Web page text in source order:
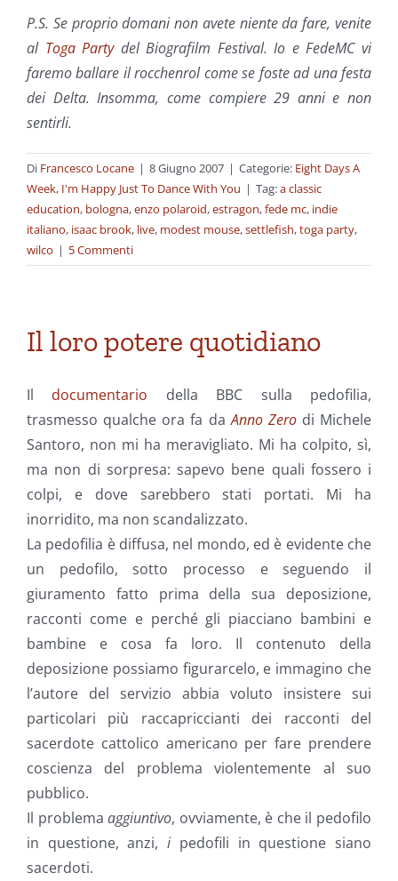
P.S. Se proprio domani non avete niente da fare, venite
al Toga Partydel Biografilm Festival. Io e FedeMC vi
faremo ballare il rocchenrol come se foste ad una festa
dei Delta. Insomma, come compiere 29 anni e non
sentirli.
Di Francesco Locane | 8 Giugno 2007 | Categorie: Eight Days A
Week, I'm Happy Just To Dance With You | Tag:a classic
education, bologna,enzo polaroid,estragon,fede mc, indie
italiano, isaac brook, live, modest mouse,settlefish,toga party,
wilco | 5 Commenti
Il loro potere quotidiano
Il documentario della BBC sulla pedofilia,
trasmesso qualche ora fa daAnno Zerodi Michele
Santoro, non mi ha meravigliato. Mi ha colpito, sì,
ma non di sorpresa: sapevo bene quali fossero i
colpi, e dove sarebbero stati portati. Mi ha
inorridito, ma non scandalizzato.
La pedofilia è diffusa, nel mondo, ed è evidente che
un pedofilo, sotto processo e seguendo il
giuramento fatto prima della sua deposizione,
racconti come e perché gli piacciano bambini e
bambine e cosa fa loro. Il contenuto della
deposizione possiamo figurarcelo, e immagino che
l’autore del servizio abbia voluto insistere sui
particolari più raccapriccianti dei racconti del
sacerdote cattolico americano per fare prendere
coscienza del problema violentemente al suo
pubblico.
Il problemaaggiuntivo, ovviamente, è che il pedofilo
in questione, anzi,i pedofili in questione siano
sacerdoti.